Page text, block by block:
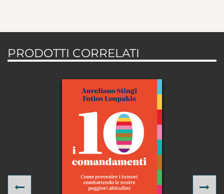
PRODOTTI CORRELATI
Previous